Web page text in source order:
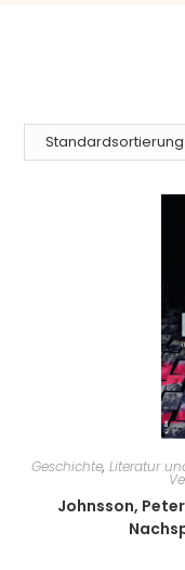
Geschichte, Literatur
Johnsson,